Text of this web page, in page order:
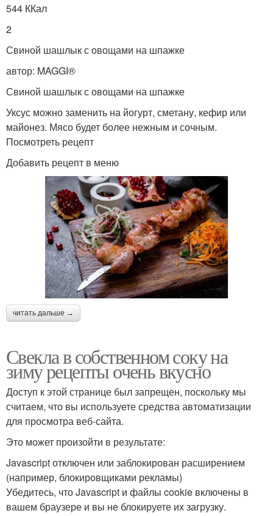
544 ККал
2
Свиной шашлык с овощами на шпажке
автор: MAGGI®
Свиной шашлык с овощами на шпажке
Уксус можно заменить на йогурт, сметану, кефир или
майонез. Мясо будет более нежным и сочным.
Посмотреть рецепт
Добавить рецепт в меню
читать дальше →
Свекла в собственном соку на
зиму рецепты очень вкусно
Доступ к этой странице был запрещен, поскольку мы
считаем, что вы используете средства автоматизации
для просмотра веб-сайта.
Это может произойти в результате:
Javascript отключен или заблокирован расширением
(например, блокировщиками рекламы)
Убедитесь, что Javascript и файлы cookie включены в
вашем браузере и вы не блокируете их загрузку.